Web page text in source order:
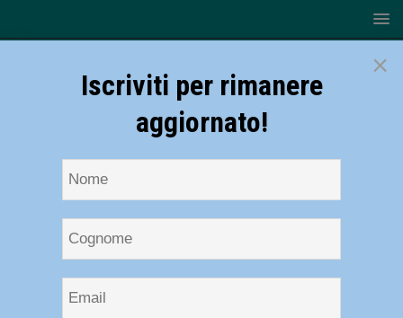
×
Iscriviti per rimanere
aggiornato!